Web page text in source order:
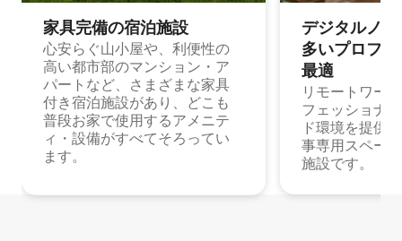
家具完備の宿⁠泊⁠施⁠設
心安らぐ山小屋や、利便性の
高い都市部のマンション・ア
パートなど、さまざまな家具
付き宿泊施設があり、どこも
普段お家で使用するアメニテ
ィ・設備がすべてそろってい
ます。
デジタルノ
多⁠いプ⁠ロ⁠フ⁠
最⁠適
リモートワー
フェッショナ
ド環境を提供
事専用スペー
施設です。